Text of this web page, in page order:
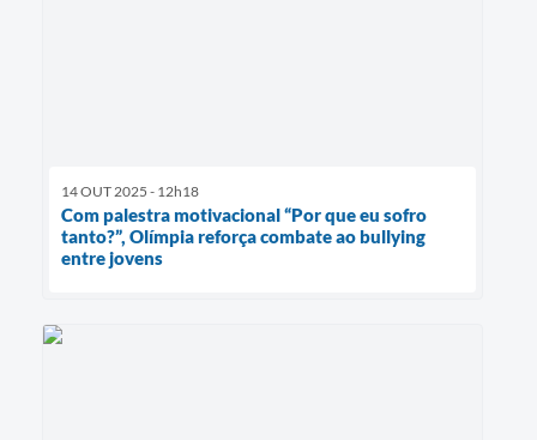
14 OUT 2025 - 12h18
Com palestra motivacional “Por que eu sofro
tanto?”, Olímpia reforça combate ao bullying
entre jovens